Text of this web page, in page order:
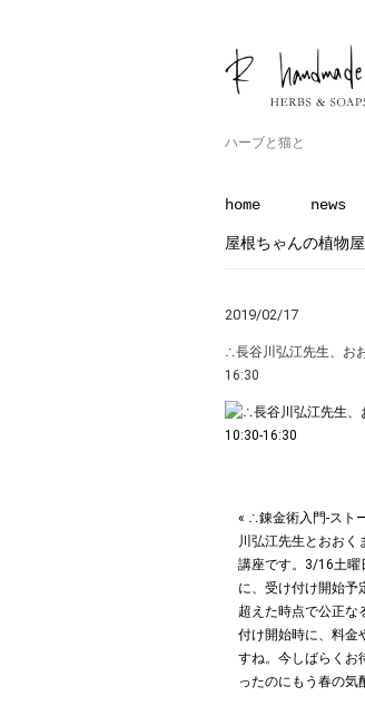
ハーブと猫と
home news
屋根ちゃんの植物屋
2019/02/17
∴長谷川弘江先生、お
16:30
« ∴錬金術入門-スト
川弘江先生とおおく
講座です。3/16土曜
に、受け付け開始予
超えた時点で公正な
付け開始時に、料金
すね。今しばらくお
ったのにもう春の